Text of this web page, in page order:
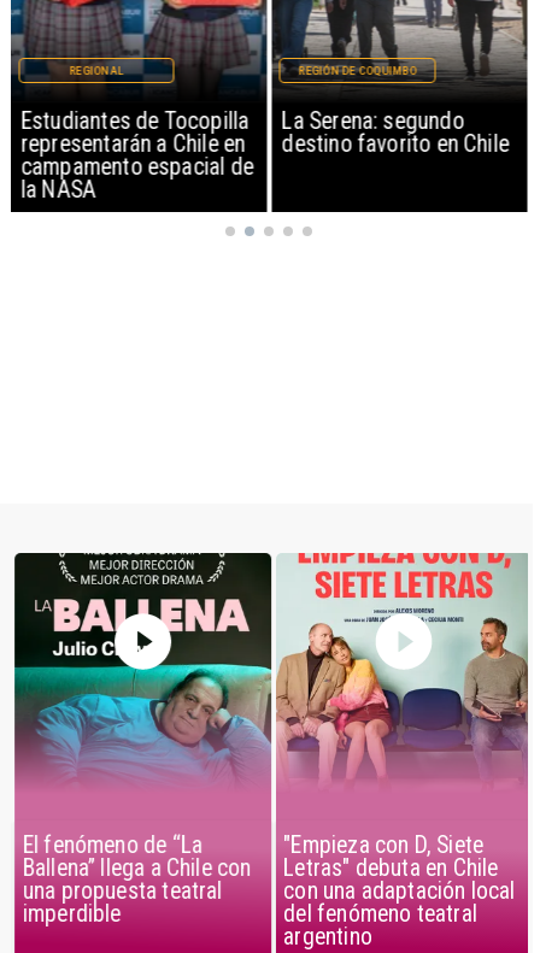
Estudiantes de Tocopilla
representarán a Chile en
campamento espacial de
la NASA
REGIONAL
La Serena: segundo
destino favorito en Chile
REGIÓN DE COQUIMBO
El fenómeno de “La
Ballena” llega a Chile con
una propuesta teatral
imperdible
"Empieza con D, Siete
Letras" debuta en Chile
con una adaptación local
del fenómeno teatral
argentino